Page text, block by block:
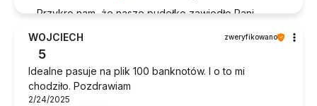
Przykro nam, że nasze pudełko zawiodło Pani
wykonywane są z jak największą dokładnością
więc bardzo zaskoczyła nas Pani krytyka. Co do
złamanej kłódki, zawsze można zgłosić się w celu
reklamacji.
WOJCIECH zweryfikowano
5
Idealne pasuje na plik 100 banknotów. I o to mi
chodziło. Pozdrawiam
2/24/2025